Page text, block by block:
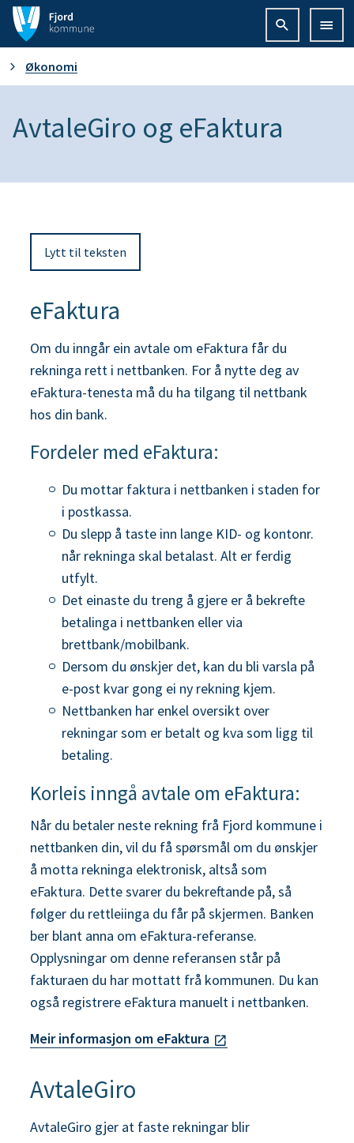
F
j
o
r
o
m
m
u
n
e
D
e
r
Økonomi
AvtaleGiro og eFaktura
Lytt til teksten
eFaktura
Om du inngår ein avtale om eFaktura får du
rekninga rett i nettbanken. For å nytte deg av
eFaktura-tenesta må du ha tilgang til nettbank
hos din bank.
Fordeler med eFaktura:
Du mottar faktura i nettbanken i staden for
i postkassa.
Du slepp å taste inn lange KID- og kontonr.
når rekninga skal betalast. Alt er ferdig
utfylt.
Det einaste du treng å gjere er å bekrefte
betalinga i nettbanken eller via
brettbank/mobilbank.
Dersom du ønskjer det, kan du bli varsla på
e-post kvar gong ei ny rekning kjem.
Nettbanken har enkel oversikt over
rekningar som er betalt og kva som ligg til
betaling.
Korleis inngå avtale om eFaktura:
Når du betaler neste rekning frå Fjord kommune i
nettbanken din, vil du få spørsmål om du ønskjer
å motta rekninga elektronisk, altså som
eFaktura. Dette svarer du bekreftande på, så
følger du rettleiinga du får på skjermen. Banken
ber blant anna om eFaktura-referanse.
Opplysningar om denne referansen står på
fakturaen du har mottatt frå kommunen. Du kan
også registrere eFaktura manuelt i nettbanken.
Meir informasjon om eFaktura
AvtaleGiro
AvtaleGiro gjer at faste rekningar blir